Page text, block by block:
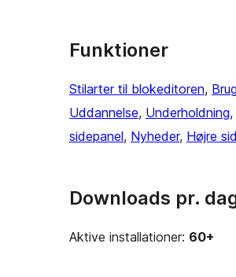
Funktioner
Stilarter til blokeditoren,
Uddannelse, Underholdning,
sidepanel, Nyheder, Højre
Downloads pr.
Aktive installationer: 60+